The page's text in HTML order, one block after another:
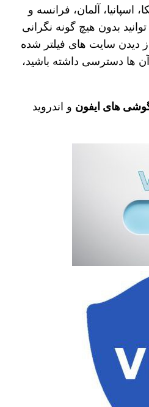
اسپانیا، آلمان، فرانسه و
بدون هیچ گونه نگرانی
دیدن سایت های فیلتر شده
آن ها دسترسی داشته باشید،
و اندروید